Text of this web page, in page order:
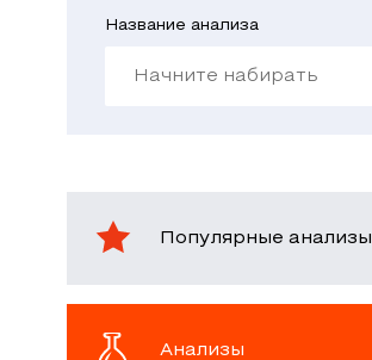
Название анализа
Популярные анализы
Анализы